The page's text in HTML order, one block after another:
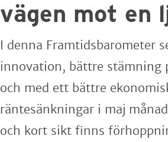
vägen mot en
I denna Framtidsbarometer
innovation, bättre stämning
och med ett bättre
räntesänkningar i maj
och kort sikt finns